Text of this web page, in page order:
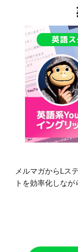
メルマガからLス
トを効率化しなが